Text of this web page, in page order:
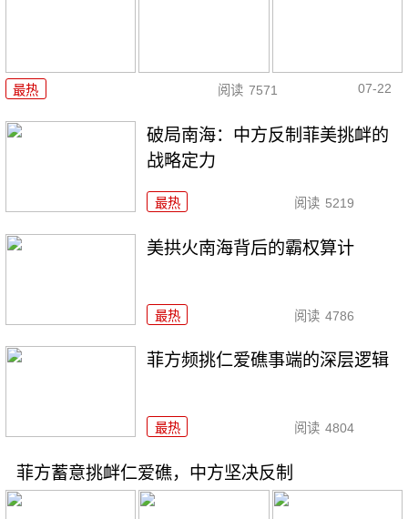
最热 阅读 7571 07-22
破局南海：中方反制菲美挑衅的
战略定力
最热 阅读 5219
美拱火南海背后的霸权算计
最热 阅读 4786
菲方频挑仁爱礁事端的深层逻辑
最热 阅读 4804
菲方蓄意挑衅仁爱礁，中方坚决反制